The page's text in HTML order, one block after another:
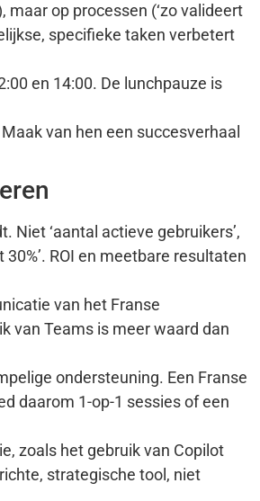
maar op processen (‘zo valideert
specifieke taken verbetert
en 14:00. De lunchpauze is
van hen een succesverhaal
Niet ‘aantal actieve gebruikers’,
ROI en meetbare resultaten
van het Franse
van Teams is meer waard dan
ondersteuning. Een Franse
daarom 1-op-1 sessies of een
zoals het gebruik van Copilot
strategische tool, niet